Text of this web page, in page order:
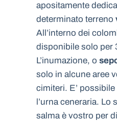
apositamente
determinato terreno
All’interno dei
disponibile solo per
L’inumazione, o
solo in alcune aree
cimiteri. E’
l’urna ceneraria. Lo
salma è vostro per